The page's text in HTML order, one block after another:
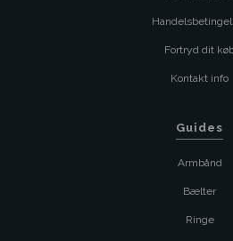
Fortryd dit
Kontakt info
Guides
Armbånd
Bælter
Ringe